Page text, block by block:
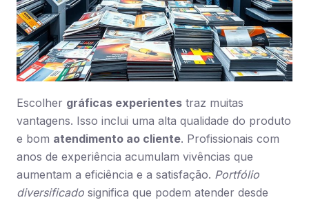
Escolher gráficas experientes traz muitas
vantagens. Isso inclui uma alta qualidade do produto
e bom atendimento ao cliente. Profissionais com
anos de experiência acumulam vivências que
aumentam a eficiência e a satisfação. Portfólio
diversificado significa que podem atender desde